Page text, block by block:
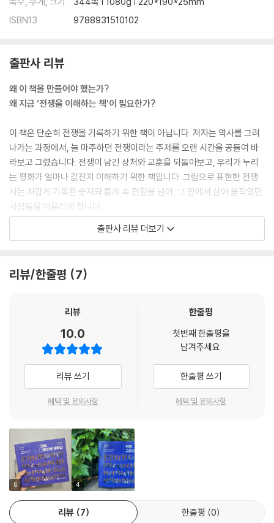
ISBN13
9788931510102
출판사 리뷰
왜 이 책을 만들어야 했는가?
왜 지금 ‘전쟁을 이해하는 책’이 필요한가?
이 책은 단순히 전쟁을 기록하기 위한 책이 아닙니다. 저자는 역사를 그려
나가는 과정에서, 늘 마주하던 전쟁이라는 주제를 오랜 시간을 공들여 바
라보고 그렸습니다. 전쟁이 남긴 상처와 교훈을 되돌아보고, 우리가 누리
는 평화가 얼마나 값진지 이해하기 위한 책입니다. 그림으로 표현한 전쟁
사는 차갑게 기록된 숫자와 통계 속 전장을 넘어, 그 안에서 살아 움직였던
사람들을 떠올리게 합니다.
우리는 인류 역사상 가장 평화로운 시대에 살다고 말합니다. 그러나 실제
“전쟁은 옛날이야기, 먼 나라 이야기처럼 보이지만, 지금도 우리의 삶을
· 중동의 지속적인 긴장감 고조
· 동아시아의 군사 경쟁
· 글로벌 공급망 붕괴와 안보 불확실성 확대
· 미국-이란 간 전쟁 발발
흔들리고 각국이 다시 군비를 늘리는 상황에서, ‘전쟁을 이해한다는 것’은
단순히 과거의 사건을 아는 것이 아니라, 우리가 서 있는 현실의 구조를 이
해하는 일입니다.
출판사 리뷰 더보기
리뷰/한줄평 7
리뷰
10.0
리뷰 쓰기
혜택 및 유의사항
한줄평
첫번째 한줄평을
남겨주세요.
한줄평 쓰기
혜택 및 유의사항
6 4
리뷰 7 한줄평 0